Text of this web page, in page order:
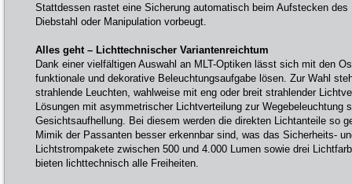
Stattdessen rastet eine Sicherung automatisch beim Aufstecken des
Diebstahl oder Manipulation vorbeugt.
Alles geht – Lichttechnischer Variantenreichtum
Dank einer vielfältigen Auswahl an MLT-Optiken lässt sich mit den
funktionale und dekorative Beleuchtungsaufgabe lösen. Zur Wahl
strahlende Leuchten, wahlweise mit eng oder breit strahlender
Lösungen mit asymmetrischer Lichtverteilung zur Wegebeleuchtung
Gesichtsaufhellung. Bei diesem werden die direkten Lichtanteile so
Mimik der Passanten besser erkennbar sind, was das Sicherheits-
Lichtstrompakete zwischen 500 und 4.000 Lumen sowie drei
bieten lichttechnisch alle Freiheiten.